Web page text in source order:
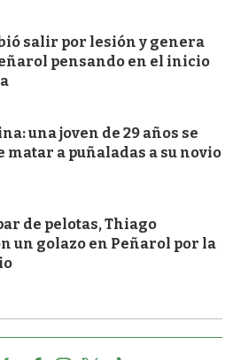
salir por lesión y genera
pensando en el inicio
una joven de 29 años se
matar a puñaladas a su novio
de pelotas, Thiago
un golazo en Peñarol por la